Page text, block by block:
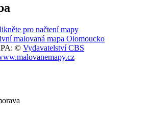
pro načtení mapy
© Vydavatelství CBS